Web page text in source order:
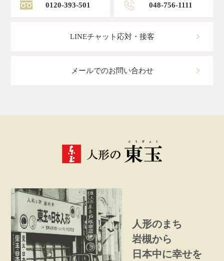
0120-393-501 048-756-1111
LINEチャット応対・接客
メールでのお問い合わせ
人形のまち
岩槻から
日本中に幸せを